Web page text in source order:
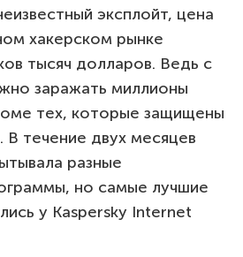
эксплойт, цена
хакерском рынке
тысяч долларов. Ведь с
заражать миллионы
тех, которые защищены
течение двух месяцев
разные
но самые лучшие
у Kaspersky Internet